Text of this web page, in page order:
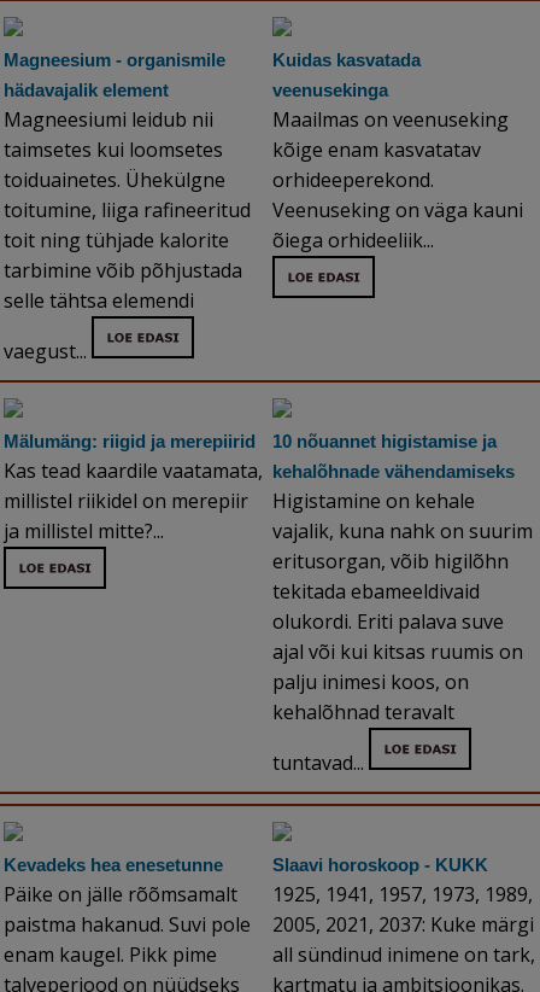
Magneesium - organismile
hädavajalik element
Magneesiumi leidub nii
taimsetes kui loomsetes
toiduainetes. Ühekülgne
toitumine, liiga rafineeritud
toit ning tühjade kalorite
tarbimine võib põhjustada
selle tähtsa elemendi
vaegust...
Kuidas kasvatada
veenusekinga
Maailmas on veenuseking
kõige enam kasvatatav
orhideeperekond.
Veenuseking on väga kauni
õiega orhideeliik...
Mälumäng: riigid ja merepiirid
Kas tead kaardile vaatamata,
millistel riikidel on merepiir
ja millistel mitte?...
10 nõuannet higistamise ja
kehalõhnade vähendamiseks
Higistamine on kehale
vajalik, kuna nahk on suurim
eritusorgan, võib higilõhn
tekitada ebameeldivaid
olukordi. Eriti palava suve
ajal või kui kitsas ruumis on
palju inimesi koos, on
kehalõhnad teravalt
tuntavad...
Kevadeks hea enesetunne
Päike on jälle rõõmsamalt
paistma hakanud. Suvi pole
enam kaugel. Pikk pime
talveperiood on nüüdseks
Slaavi horoskoop - KUKK
1925, 1941, 1957, 1973, 1989,
2005, 2021, 2037: Kuke märgi
all sündinud inimene on tark,
kartmatu ja ambitsioonikas.